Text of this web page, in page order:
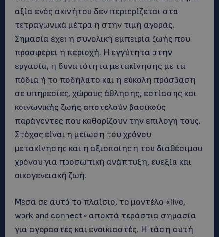
αξία ενός ακινήτου δεν περιορίζεται στα
τετραγωνικά μέτρα ή στην τιμή αγοράς.
Σημασία έχει η συνολική εμπειρία ζωής που
προσφέρει η περιοχή. Η εγγύτητα στην
εργασία, η δυνατότητα μετακίνησης με τα
πόδια ή το ποδήλατο και η εύκολη πρόσβαση
σε υπηρεσίες, χώρους άθλησης, εστίασης και
κοινωνικής ζωής αποτελούν βασικούς
παράγοντες που καθορίζουν την επιλογή τους.
Στόχος είναι η μείωση του χρόνου
μετακίνησης και η αξιοποίηση του διαθέσιμου
χρόνου για προσωπική ανάπτυξη, ευεξία και
οικογενειακή ζωή.
Μέσα σε αυτό το πλαίσιο, το μοντέλο «live,
work and connect» αποκτά τεράστια σημασία
για αγοραστές και ενοικιαστές. Η τάση αυτή